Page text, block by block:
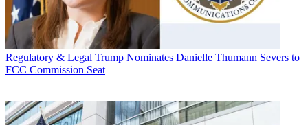
Regulatory & Legal Trump Nominates Danielle Thumann Severs to
FCC Commission Seat